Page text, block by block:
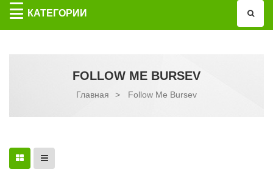
Категории
КАТЕГОРИИ
FOLLOW ME BURSEV
Главная > Follow Me Bursev